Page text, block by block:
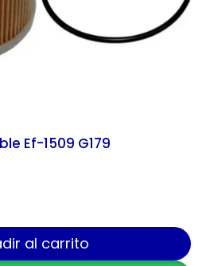
Ef-1509 G179
al carrito